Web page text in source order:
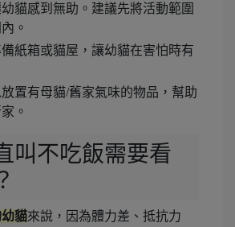
貓感到無助。建議先將活動範圍
。
紙箱或貓屋，讓幼貓在害怕時有
置有母貓/舊家氣味的物品，幫助
。
叫不吃飯需要看
貓來說，因為體力差、抵抗力